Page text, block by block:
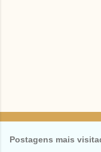
Postagens mais